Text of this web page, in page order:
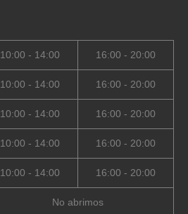
10:00 - 14:00 16:00 - 20:00
10:00 - 14:00 16:00 - 20:00
10:00 - 14:00 16:00 - 20:00
10:00 - 14:00 16:00 - 20:00
10:00 - 14:00 16:00 - 20:00
No abrimos